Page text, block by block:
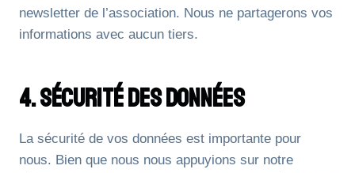
newsletter de l’association. Nous ne partagerons vos
informations avec aucun tiers.
4. Sécurité Des Données
La sécurité de vos données est importante pour
nous. Bien que nous nous appuyions sur notre